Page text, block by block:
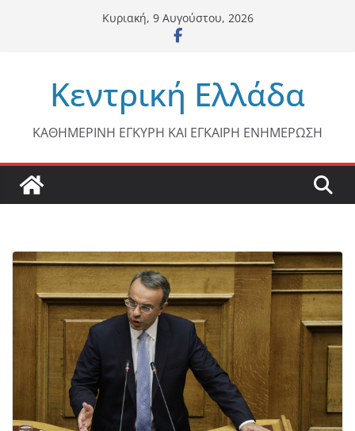
Κυριακή, 9 Αυγούστου, 2026
Κεντρική Ελλάδα
ΚΑΘΗΜΕΡΙΝΗ ΕΓΚΥΡΗ ΚΑΙ ΕΓΚΑΙΡΗ ΕΝΗΜΕΡΩΣΗ